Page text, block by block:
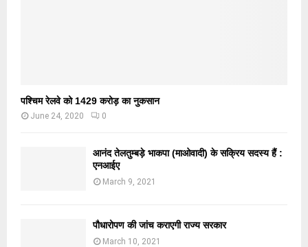
पश्चिम रेलवे को 1429 करोड़ का नुकसान
June 24, 2020 0
आनंद तेलतुम्बड़े भाकपा (माओवादी) के सक्रिय सदस्य हैं :
एनआईए
March 9, 2021
पौधारोपण की जांच कराएगी राज्य सरकार
March 10, 2021